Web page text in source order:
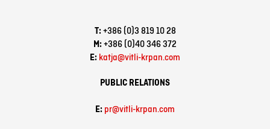
T:+386 (0)3 819 10 28
M:+386 (0)40 346 372
E: katja@vitli-krpan.com
PUBLIC RELATIONS
E: pr@vitli-krpan.com